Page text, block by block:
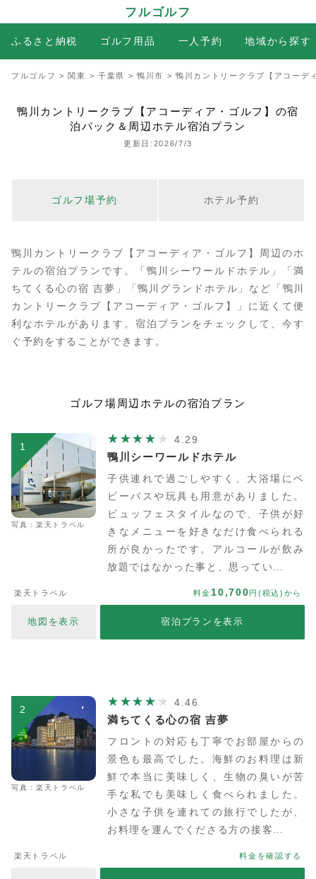
フルゴルフ
ふるさと納税 ゴルフ用品 一人予約 地域から探す
フルゴルフ >関東 > 千葉県 > 鴨川市 >鴨川カントリークラブ【アコーデ
鴨川カントリークラブ【アコーディア・ゴルフ】の宿
泊パック＆周辺ホテル宿泊プラン
更新日:2026/7/3
ゴルフ場予約 ホテル予約
鴨川カントリークラブ【アコーディア・ゴルフ】周辺のホ
テルの宿泊プランです。「鴨川シーワールドホテル」「満
ちてくる心の宿 吉夢」「鴨川グランドホテル」など「鴨川
カントリークラブ【アコーディア・ゴルフ】」に近くて便
利なホテルがあります。宿泊プランをチェックして、今す
ぐ予約をすることができます。
ゴルフ場周辺ホテルの宿泊プラン
1
写真：楽天トラベル
4.29
鴨川シーワールドホテル
子供連れで過ごしやすく、大浴場にベ
ビーバスや玩具も用意がありました。
ビュッフェスタイルなので、子供が好
きなメニューを好きなだけ食べられる
所が良かったです。アルコールが飲み
放題ではなかった事と、思ってい…
楽天トラベル 料金 10,700円(税込)から
地図を表示 宿泊プランを表示
2
写真：楽天トラベル
4.46
満ちてくる心の宿 吉夢
フロントの対応も丁寧でお部屋からの
景色も最高でした。海鮮のお料理は新
鮮で本当に美味しく、生物の臭いが苦
手な私でも美味しく食べられました。
小さな子供を連れての旅行でしたが、
お料理を運んでくださる方の接客…
楽天トラベル 料金を確認する